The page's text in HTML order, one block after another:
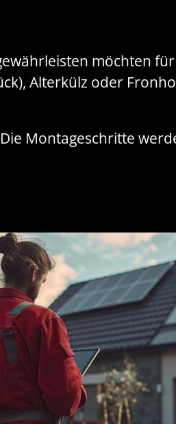
möchten für
Alterkülz oder
Montageschritte